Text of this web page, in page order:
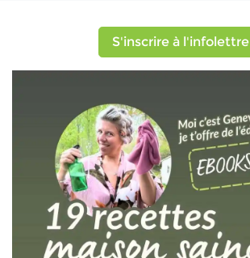
S'inscrire à l'infolettre